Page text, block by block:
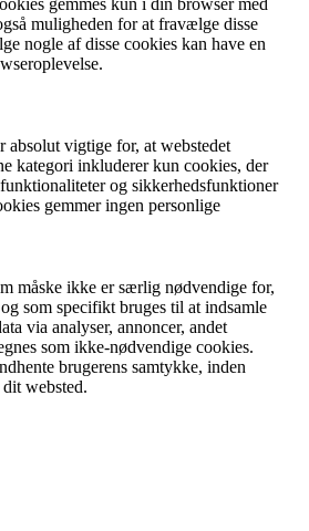
muligheden for at fravælge disse
nogle af disse cookies kan have en
absolut vigtige for, at webstedet
kategori inkluderer kun cookies, der
og sikkerhedsfunktioner
gemmer ingen personlige
måske ikke er særlig nødvendige for,
som specifikt bruges til at indsamle
via analyser, annoncer, andet
som ikke-nødvendige cookies.
brugerens samtykke, inden
websted.